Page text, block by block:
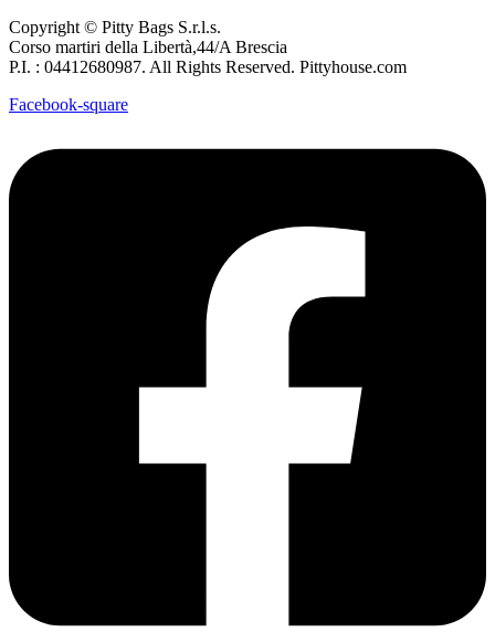
Copyright © Pitty Bags S.r.l.s.
Corso martiri della Libertà,44/A Brescia
P.I. : 04412680987. All Rights Reserved. Pittyhouse.com
Facebook-square